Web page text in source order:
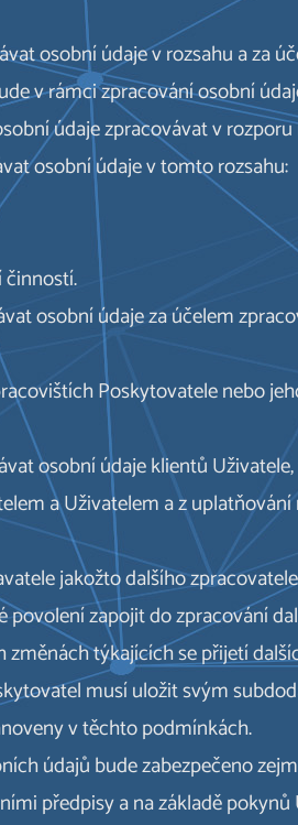
osobní údaje v rozsahu a za
v rámci zpracování osobní
údaje zpracovávat v
osobní údaje v tomto rozsahu:
činností.
osobní údaje za účelem
Poskytovatele nebo
osobní údaje klientů
a Uživatelem a z
jakožto dalšího
zapojit do zpracování
týkajících se přijetí
musí uložit svým
v těchto podmínkách.
údajů bude zabezpečeno
předpisy a na základě